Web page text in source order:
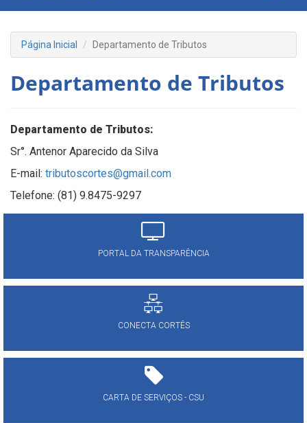
Página Inicial Departamento de Tributos
Departamento de Tributos
Departamento de Tributos:
Sr°. Antenor Aparecido da Silva
E-mail: tributoscortes@gmail.com
Telefone: (81) 9.8475-9297
PORTAL DA TRANSPARÊNCIA
CONECTA CORTÊS
CARTA DE SERVIÇOS - CSU